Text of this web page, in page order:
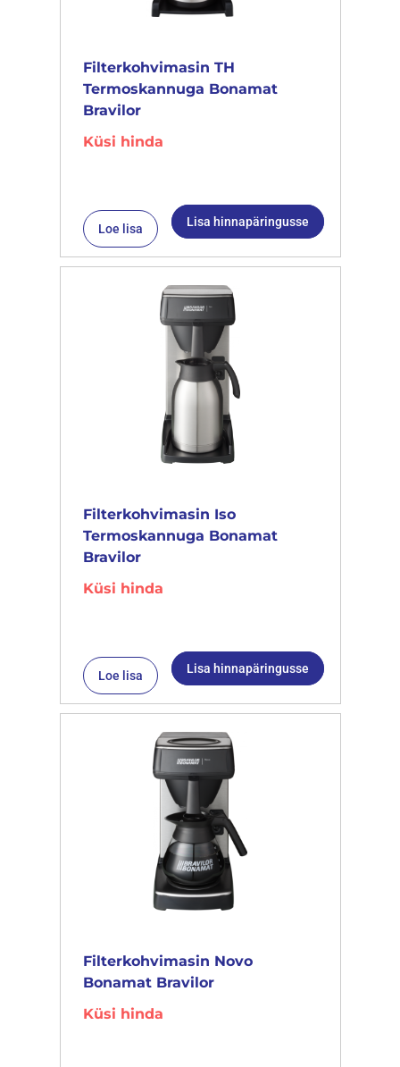
Filterkohvimasin TH
Termoskannuga Bonamat
Bravilor
Küsi hinda
Loe lisa Lisa hinnapäringusse
Filterkohvimasin Iso
Termoskannuga Bonamat
Bravilor
Küsi hinda
Loe lisa Lisa hinnapäringusse
Filterkohvimasin Novo
Bonamat Bravilor
Küsi hinda